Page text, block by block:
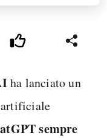
ha lanciato un
sempre